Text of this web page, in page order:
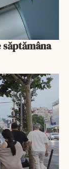
săptămâna